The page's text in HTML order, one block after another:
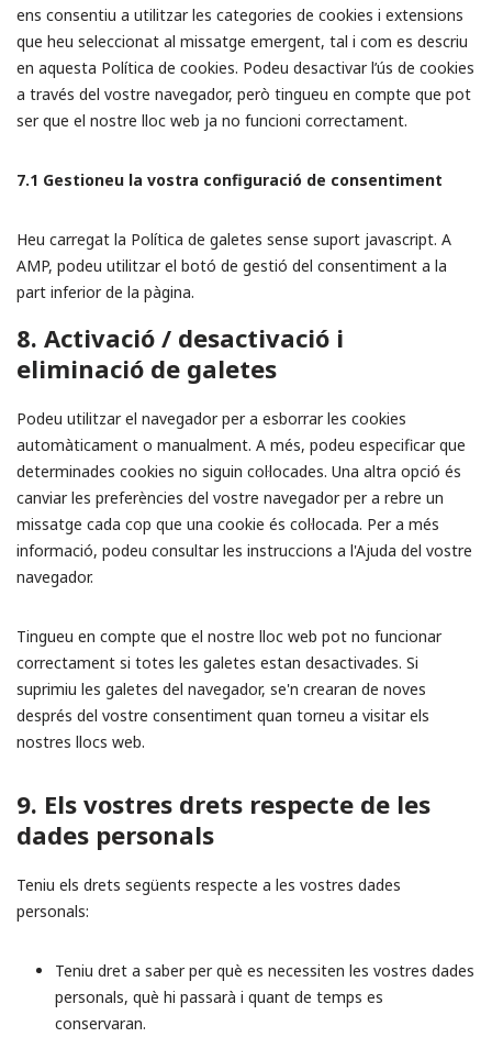
ens consentiu a utilitzar les categories de cookies i extensions
que heu seleccionat al missatge emergent, tal i com es descriu
en aquesta Política de cookies. Podeu desactivar l’ús de cookies
a través del vostre navegador, però tingueu en compte que pot
ser que el nostre lloc web ja no funcioni correctament.
7.1 Gestioneu la vostra configuració de consentiment
Heu carregat la Política de galetes sense suport javascript. A
AMP, podeu utilitzar el botó de gestió del consentiment a la
part inferior de la pàgina.
8. Activació / desactivació i
eliminació de galetes
Podeu utilitzar el navegador per a esborrar les cookies
automàticament o manualment. A més, podeu especificar que
determinades cookies no siguin col·locades. Una altra opció és
canviar les preferències del vostre navegador per a rebre un
missatge cada cop que una cookie és col·locada. Per a més
informació, podeu consultar les instruccions a l'Ajuda del vostre
navegador.
Tingueu en compte que el nostre lloc web pot no funcionar
correctament si totes les galetes estan desactivades. Si
suprimiu les galetes del navegador, se'n crearan de noves
després del vostre consentiment quan torneu a visitar els
nostres llocs web.
9. Els vostres drets respecte de les
dades personals
Teniu els drets següents respecte a les vostres dades
personals:
Teniu dret a saber per què es necessiten les vostres dades
personals, què hi passarà i quant de temps es
conservaran.